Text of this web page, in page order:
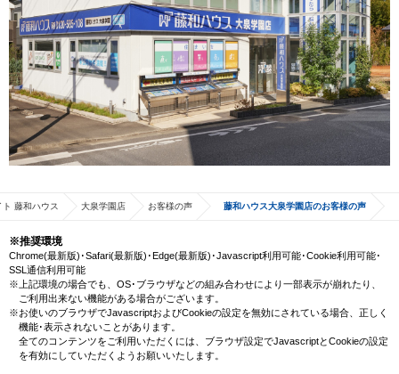
藤和ハウス 大泉学園店 お客様の声 藤和ハウス大泉学園店のお客様の声
※推奨環境
Chrome(最新版)･Safari(最新版)･Edge(最新版)･Javascript利用可能･Cookie利用可能･
SSL通信利用可能
※上記環境の場合でも、OS･ブラウザなどの組み合わせにより一部表示が崩れたり、
ご利用出来ない機能がある場合がございます。
※お使いのブラウザでJavascriptおよびCookieの設定を無効にされている場合、正しく
機能･表示されないことがあります。
全てのコンテンツをご利用いただくには、ブラウザ設定でJavascriptとCookieの設定
を有効にしていただくようお願いいたします。